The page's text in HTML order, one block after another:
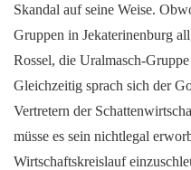
Skandal auf seine Weise.
Gruppen in Jekaterinenburg
Rossel, die Uralmasch-
Gleichzeitig sprach sich der
Vertretern der
müsse es sein nichtlegal
Wirtschaftskreislauf